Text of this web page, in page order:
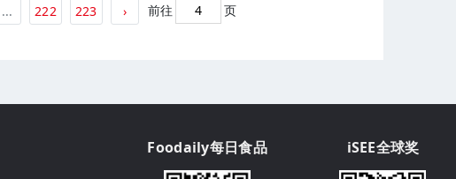
... 222 223 › 前往 页
Foodaily每日食品 iSEE全球奖